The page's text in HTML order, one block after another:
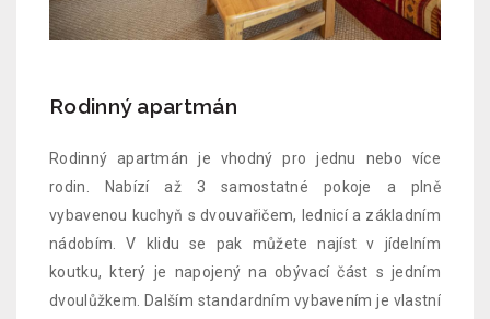
Rodinný apartmán
Rodinný apartmán je vhodný pro jednu nebo více
rodin. Nabízí až 3 samostatné pokoje a plně
vybavenou kuchyň s dvouvařičem, lednicí a základním
nádobím. V klidu se pak můžete najíst v jídelním
koutku, který je napojený na obývací část s jedním
dvoulůžkem. Dalším standardním vybavením je vlastní